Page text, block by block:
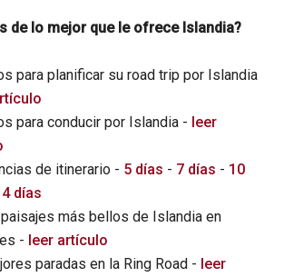
de lo mejor que le ofrece Islandia?
para planificar su road trip por Islandia
para conducir por Islandia - leer
de itinerario - 5 días - 7 días - 10
días
más bellos de Islandia en
- leer artículo
paradas en la Ring Road - leer